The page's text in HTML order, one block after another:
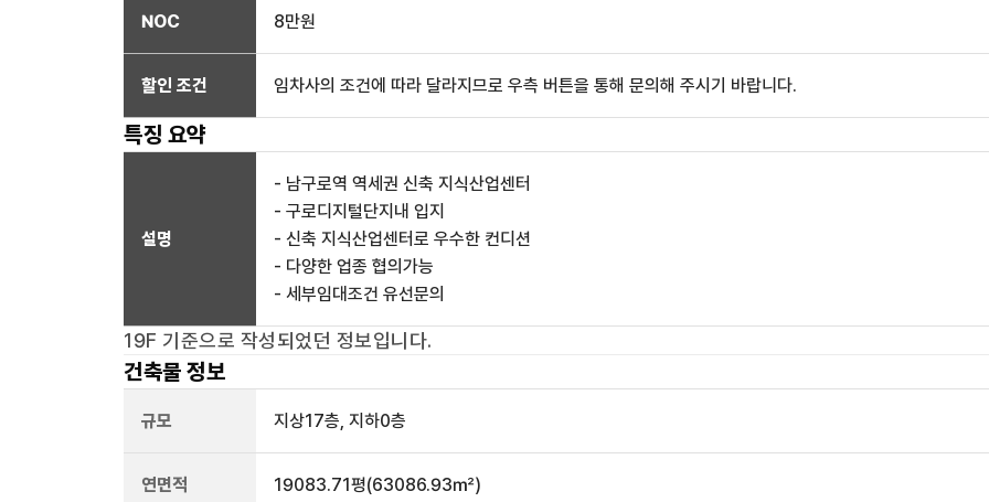
NOC 8만원
할인 조건 임차사의 조건에 따라 달라지므로 우측 버튼을 통해 문의해 주시기 바랍니다.
특징 요약
설명
- 남구로역 역세권 신축 지식산업센터
- 구로디지털단지내 입지
- 신축 지식산업센터로 우수한 컨디션
- 다양한 업종 협의가능
- 세부임대조건 유선문의
19F 기준으로 작성되었던 정보입니다.
건축물 정보
규모 지상17층, 지하0층
연면적 19083.71평(63086.93㎡)